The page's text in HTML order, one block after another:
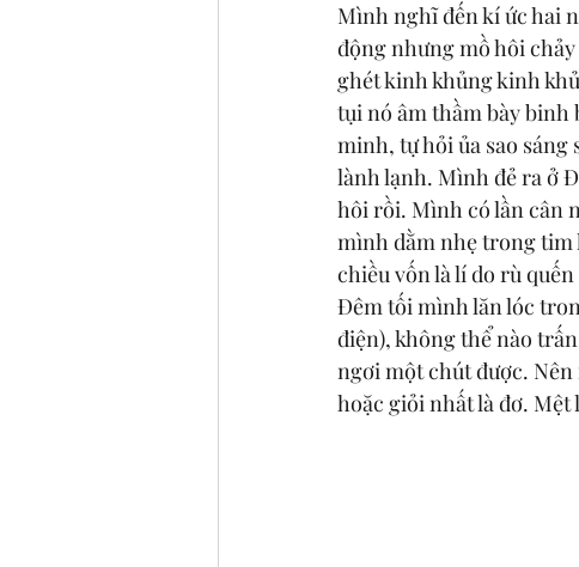
Mình nghĩ đến kí ức hai
động nhưng mồ hôi
ghét kinh khủng kinh
tụi nó âm thầm bày
minh, tự hỏi ủa sao
lành lạnh. Mình đẻ ra ở
hôi rồi. Mình có lần cân
mình dằm nhẹ trong tim
chiều vốn là lí do rù
Đêm tối mình lăn lóc
điện), không thể nào
ngơi một chút được.
hoặc giỏi nhất là đơ. Mệt